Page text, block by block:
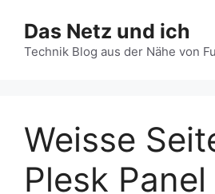
Inhalt
springen
Das Netz und ich
Technik Blog aus der Nähe von
Weisse
Plesk Panel